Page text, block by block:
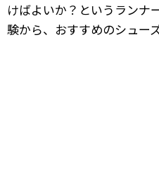
けばよいか？というランナ
験から、おすすめのシュー